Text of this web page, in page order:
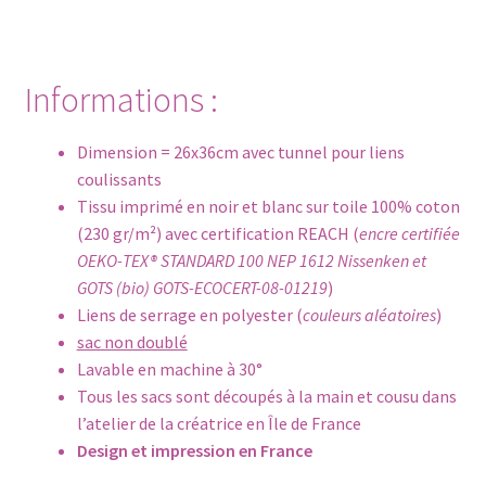
Informations :
Dimension = 26x36cm avec tunnel pour liens
coulissants
Tissu imprimé en noir et blanc sur toile 100% coton
(230 gr/m²) avec certification REACH (encre certifiée
OEKO-TEX® STANDARD 100 NEP 1612 Nissenken et
GOTS (bio) GOTS-ECOCERT-08-01219)
Liens de serrage en polyester (couleurs aléatoires)
sac non doublé
Lavable en machine à 30°
Tous les sacs sont découpés à la main et cousu dans
l’atelier de la créatrice en Île de France
Design et impression en France